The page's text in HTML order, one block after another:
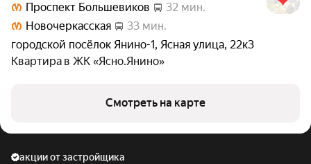
Проспект Большевиков
32 мин.
Новочеркасская
33 мин.
городской посёлок Янино-1, Ясная улица, 22к3
Квартира в ЖК «Ясно.Янино»
Смотреть на карте
акции от застройщика